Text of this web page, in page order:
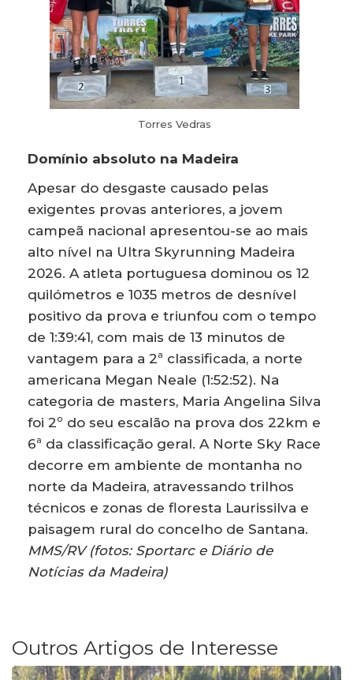
Torres Vedras
Domínio absoluto na Madeira
Apesar do desgaste causado pelas
exigentes provas anteriores, a jovem
campeã nacional apresentou-se ao mais
alto nível na Ultra Skyrunning Madeira
2026. A atleta portuguesa dominou os 12
quilómetros e 1035 metros de desnível
positivo da prova e triunfou com o tempo
de 1:39:41, com mais de 13 minutos de
vantagem para a 2ª classificada, a norte
americana Megan Neale (1:52:52). Na
categoria de masters, Maria Angelina Silva
foi 2º do seu escalão na prova dos 22km e
6ª da classificação geral. A Norte Sky Race
decorre em ambiente de montanha no
norte da Madeira, atravessando trilhos
técnicos e zonas de floresta Laurissilva e
paisagem rural do concelho de Santana.
MMS/RV (fotos: Sportarc e Diário de
Notícias da Madeira)
Outros Artigos de Interesse